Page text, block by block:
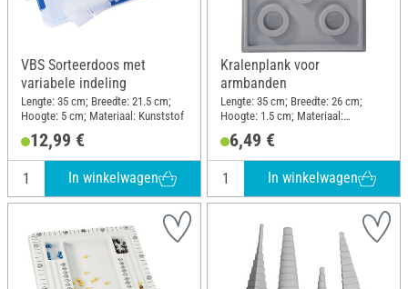
VBS Sorteerdoos met
variabele indeling
Lengte: 35 cm; Breedte: 21.5 cm;
Hoogte: 5 cm; Materiaal: Kunststof
12,99 €
In winkelwagen
Kralenplank voor
armbanden
Lengte: 35 cm; Breedte: 26 cm;
Hoogte: 1.5 cm; Materiaal:
6,49 €
In winkelwagen